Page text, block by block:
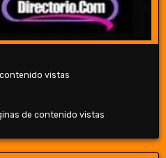
vistas
de contenido vistas